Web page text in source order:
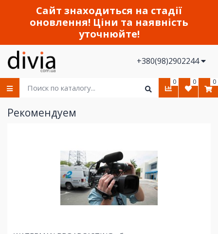
Сайт знаходиться на стадії
оновлення! Ціни та наявність
уточнюйте!
+380(98)2902244
0 0 0
Рекомендуем